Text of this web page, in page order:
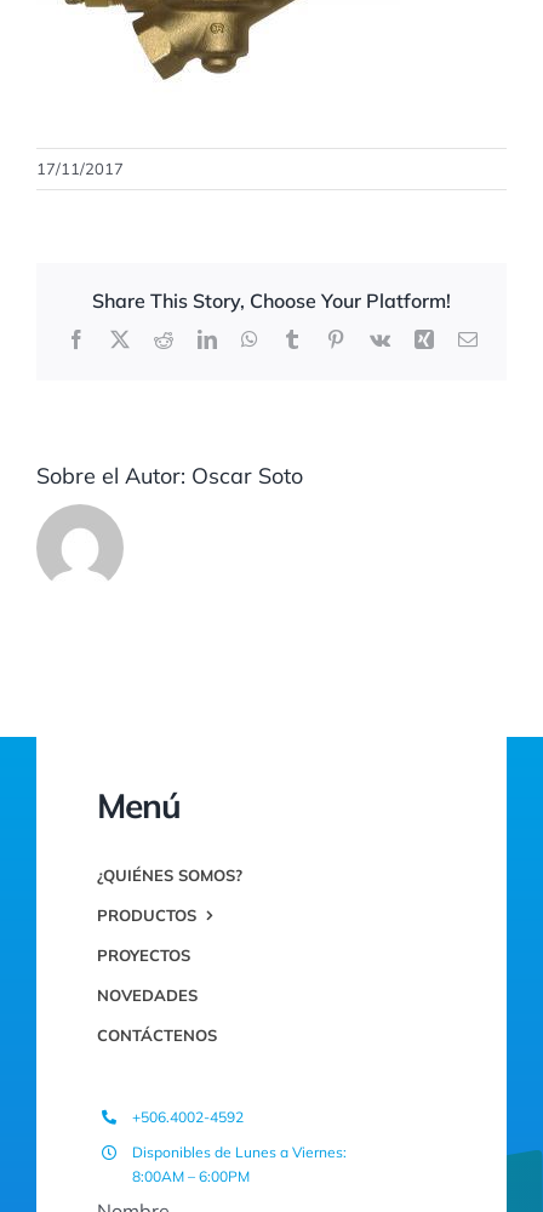
17/11/2017
Share This Story, Choose Your Platform!
Facebook
X RedditLinkedInWhatsApp
TumblrPinterest
Vk Xing Correo
Sobre el Autor: Oscar Soto
Menú
¿QUIÉNES SOMOS?
PRODUCTOS
PROYECTOS
NOVEDADES
CONTÁCTENOS
+506.4002-4592
Disponibles de Lunes a Viernes:
8:00AM – 6:00PM